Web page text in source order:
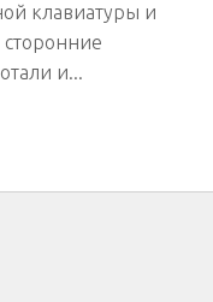
клавиатуры и
и...